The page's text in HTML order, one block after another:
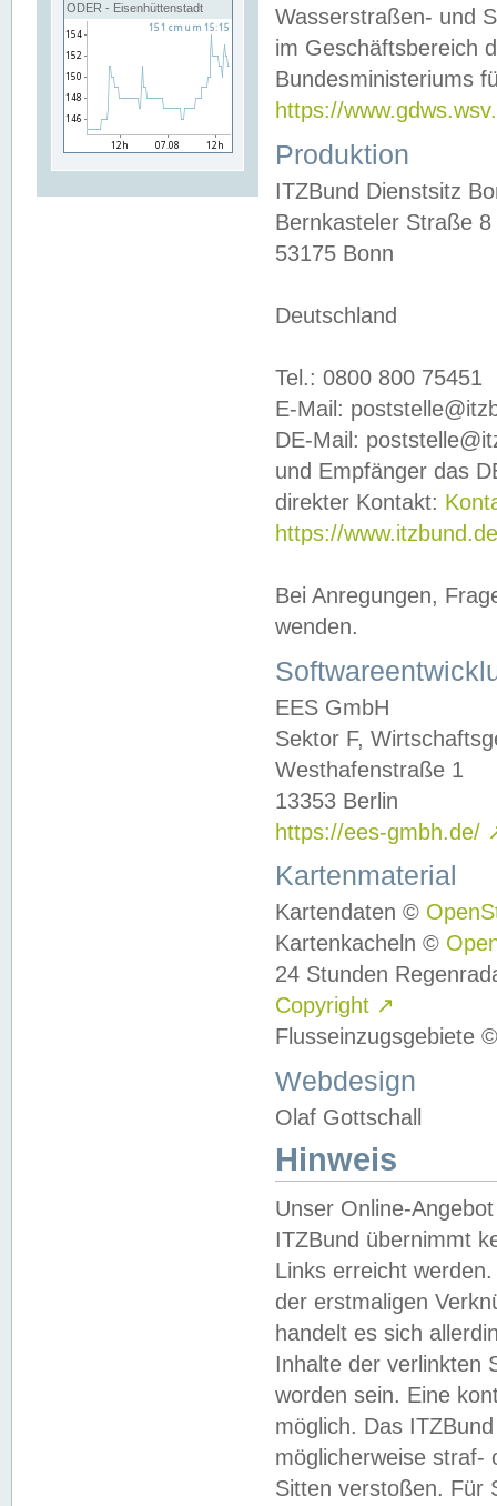
ODER - Eisenhüttenstadt
Wasserstraßen- und
im Geschäftsbereich
Bundesministeriums
https://
Produktion
ITZBund Dienstsitz
Bernkasteler Straße 8
53175 Bonn
Deutschland
Tel.: 0800 800 75451
E-Mail:
DE-Mail:
und Empfänger das
direkter Kontakt:
https://
Bei Anregungen,
wenden.
EES GmbH
Sektor F,
Westhafenstraße 1
13353 Berlin
https://ees-gmbh.de/
Kartenmaterial
Kartendaten ©
Kartenkacheln ©
24 Stunden
Copyright ↗
Flusseinzugsgebiete
Webdesign
Olaf Gottschall
Hinweis
Unser Online-
ITZBund übernimmt
Links erreicht
der erstmaligen
handelt es sich
Inhalte der verlinkten
worden sein. Eine
möglich. Das
möglicherweise straf-
Sitten verstoßen. Für